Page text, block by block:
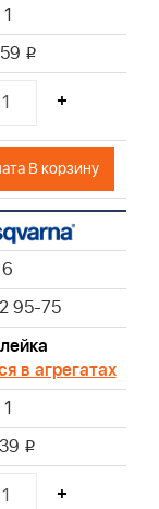
1
i
+
В корзину
6
95-75
в агрегатах
1
i
+